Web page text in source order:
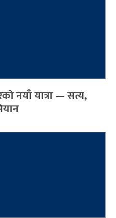
नयाँ यात्रा — सत्य,